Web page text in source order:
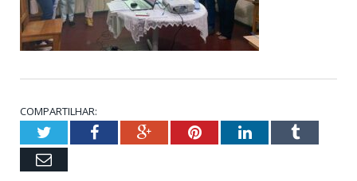
COMPARTILHAR:
TwitterFacebookGoogle+PinterestLinkedInTumblr
Email